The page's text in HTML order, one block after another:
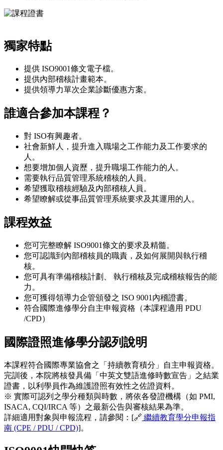
獨家特點
提供 ISO9001條文電子檔。
提供內部稽核計畫範本。
提供領導力單次企業診斷優惠方案。
誰適合參加本課程？
對 ISO有興趣者。
社會新鮮人，提升進入職場之工作能力及工作要求的
人。
想要增加個人資歷，提升職場工作能力的人。
需要執行品質管理系統稽核的人員。
希望獲取稽核經驗及內部稽核人員。
希望瞭解或從事品質管理系統要求及其運用的人。
課程效益
您可完整瞭解 ISO9001條文的要求及精髓。
您可認識到內部稽核員的職責，及如何展開與執行稽
核。
您可具有準備稽核計劃、 執行稽核及完成稽核報告的能
力。
您可獲得領導力企管頒發之 ISO 9001內稽證書。
符合國際進修學分自主申報資格（本課程適用 PDU
/CPD）
國際證照進修學分認列說明
本課程符合國際專業協會之「持續教育積分」自主申報資格。
完訓後，本院將核發具備「中英文雙語進修時數宣告」之結業
證書，以利學員作為維護證照有效性之佐證資料。
※ 實際可認列之學分種類與時數，將依各發證機構（如 PMI,
ISACA, CQI/IRCA 等）之最新公告與審核結果為準。
詳細適用對象與申報流程，請參閱：[🔗 繼續教育學分申報指
南 (CPE / PDU / CPD)]。